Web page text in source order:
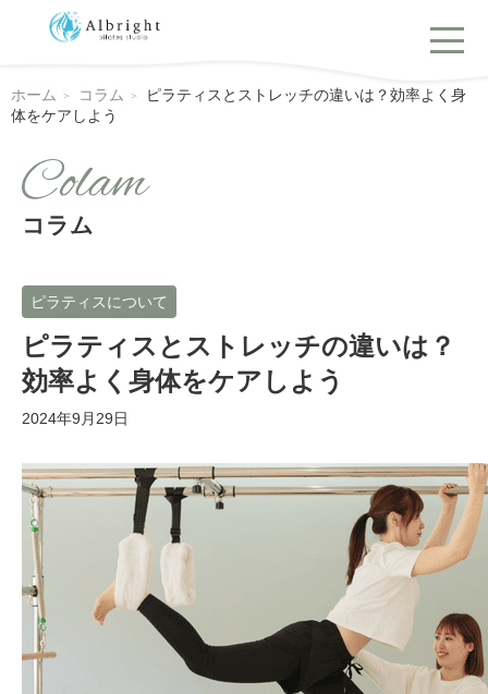
ホーム コラム
ピラティスとストレッチの違いは？効率よく身
体をケアしよう
コラム
ピラティスについて
ピラティスとストレッチの違いは？
効率よく身体をケアしよう
2024年9月29日